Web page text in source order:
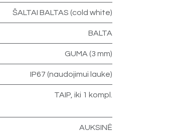
ŠALTAI BALTAS (cold white)
BALTA
GUMA (3 mm)
IP67 (naudojimui lauke)
TAIP, iki 1 kompl.
AUKSINĖ